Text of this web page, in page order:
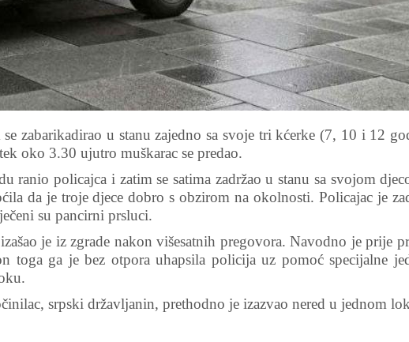
zabarikadirao u stanu zajedno sa svoje tri kćerke (7, 10 i 12
oko 3.30 ujutro muškarac se predao.
ranio policajca i zatim se satima zadržao u stanu sa svojom
da je troje djece dobro s obzirom na okolnosti. Policajac je
su pancirni prsluci.
je iz zgrade nakon višesatnih pregovora. Navodno je prije
toga ga je bez otpora uhapsila policija uz pomoć specijalne
srpski državljanin, prethodno je izazvao nered u jednom